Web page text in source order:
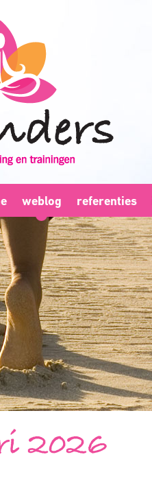
weblog referenties
2026